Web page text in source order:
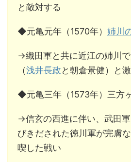
と敵対する
◆元亀元年（1570年） 姉川
→織田軍と共に近江の姉川
（浅井長政と朝倉景健）と
◆元亀三年（1573年）三方
→信玄の西進に伴い、武田
びきだされた徳川軍が完膚
喫した戦い